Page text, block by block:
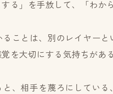
る」を手放して、「わか
ことは、別のレイヤー
を大切にする気持ちがあ
と、相手を蔑ろにしてい